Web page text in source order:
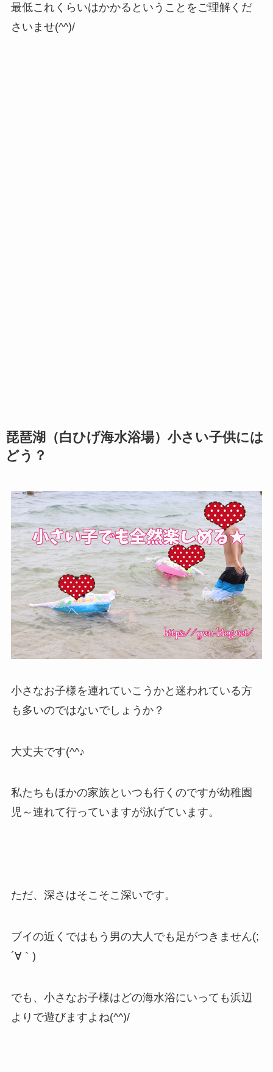
最低これくらいはかかるということをご理解くだ
さいませ(^^)/
琵琶湖（白ひげ海水浴場）小さい子供には
どう？
小さなお子様を連れていこうかと迷われている方
も多いのではないでしょうか？
大丈夫です(^^♪
私たちもほかの家族といつも行くのですが幼稚園
児～連れて行っていますが泳げています。
ただ、深さはそこそこ深いです。
ブイの近くではもう男の大人でも足がつきません(;
´∀｀)
でも、小さなお子様はどの海水浴にいっても浜辺
よりで遊びますよね(^^)/